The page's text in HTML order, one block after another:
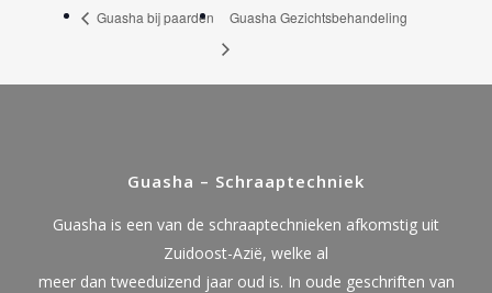
Guasha bij paarden Guasha Gezichtsbehandeling
Guasha – Schraaptechniek
Guasha is een van de schraaptechnieken afkomstig uit
Zuidoost-Azië, welke al
meer dan tweeduizend jaar oud is. In oude geschriften van